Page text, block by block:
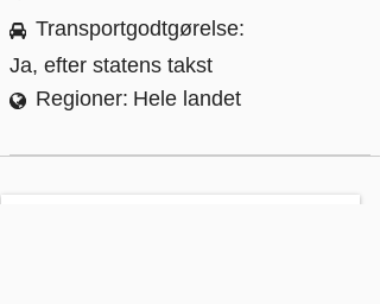
Transportgodtgørelse
Ja, efter statens takst
Regioner Hele landet
Da jeg mødte Lech Walesa